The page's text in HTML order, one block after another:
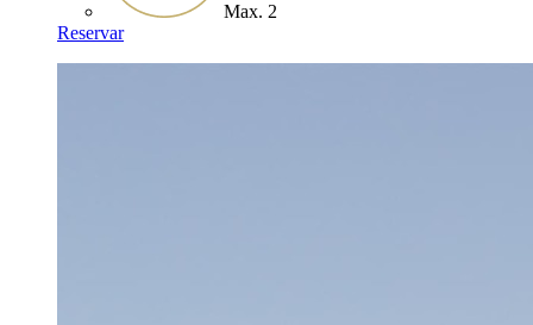
Max. 2
Reservar